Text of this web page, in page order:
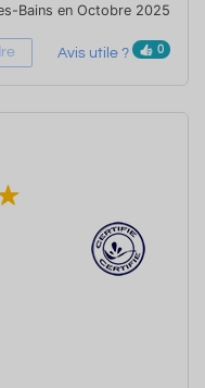
Bains en Octobre 2025
Avis utile ? 0